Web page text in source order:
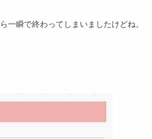
一瞬で終わってしまいましたけどね。